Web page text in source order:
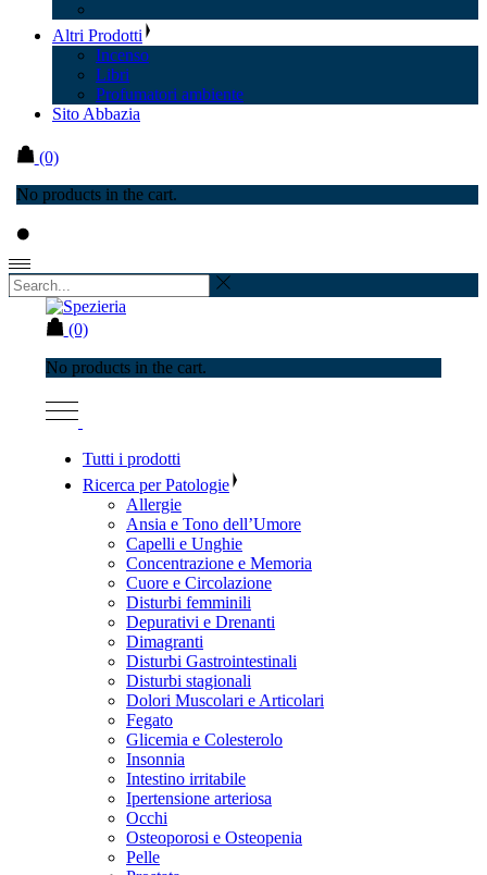
Altri Prodotti
Incenso
Libri
Profumatori ambiente
Sito Abbazia
(0)
No products in the cart.
(0)
No products in the cart.
Tutti i prodotti
Ricerca per Patologie
Allergie
Ansia e Tono dell’Umore
Capelli e Unghie
Concentrazione e Memoria
Cuore e Circolazione
Disturbi femminili
Depurativi e Drenanti
Dimagranti
Disturbi Gastrointestinali
Disturbi stagionali
Dolori Muscolari e Articolari
Fegato
Glicemia e Colesterolo
Insonnia
Intestino irritabile
Ipertensione arteriosa
Occhi
Osteoporosi e Osteopenia
Pelle